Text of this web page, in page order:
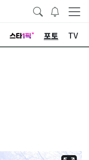
포토 TV